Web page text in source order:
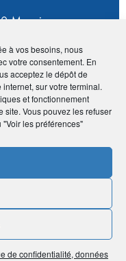
à vos besoins, nous
votre consentement. En
acceptez le dépôt de
sur votre terminal.
et fonctionnement
site. Vous pouvez les refuser
les préférences"
de confidentialité, données
Meyzieu
0/5 0votes